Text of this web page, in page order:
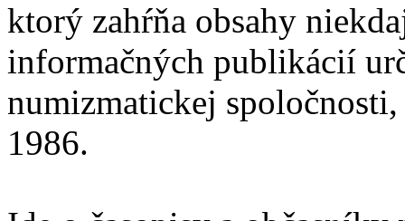
ktorý zahŕňa obsahy
informačných publikácií
numizmatickej
1986.